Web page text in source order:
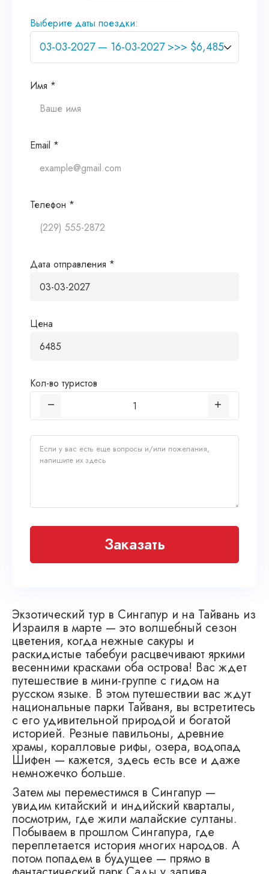
Экзотический тур в Сингапур и на Тайвань из
Израиля в марте — это волшебный сезон
цветения, когда нежные сакуры и
раскидистые табебуи расцвечивают яркими
весенними красками оба острова! Вас ждет
путешествие в мини-группе с гидом на
русском языке. В этом путешествии вас ждут
национальные парки Тайваня, вы встретитесь
с его удивительной природой и богатой
историей. Резные павильоны, древние
храмы, коралловые рифы, озера, водопад
Шифен — кажется, здесь есть все и даже
немножечко больше.
Затем мы переместимся в Сингапур —
увидим китайский и индийский кварталы,
посмотрим, где жили малайские султаны.
Побываем в прошлом Сингапура, где
переплетается история многих народов. А
потом попадем в будущее — прямо в
Выберите даты поездки:
Имя *
Email *
Телефон *
Дата отправления *
Цена
Кол-во туристов
Заказать